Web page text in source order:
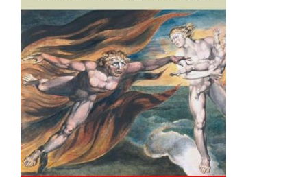
AJOUTER AU PANIER / DÉTAILS